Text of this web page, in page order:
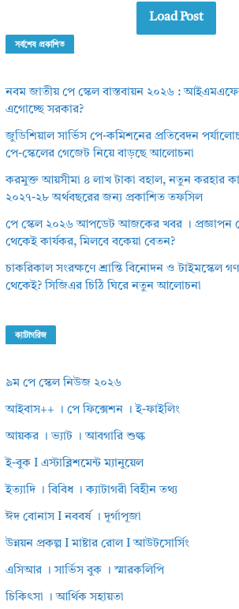
Load Post
সর্বশেষ প্রকাশিত
নবম জাতীয় পে স্কেল বাস্তবায়ন ২০২৬ :
এগোচ্ছে সরকার?
জুডিশিয়াল সার্ভিস পে-কমিশনের প্রতিবেদন
পে-স্কেলের গেজেট নিয়ে বাড়ছে আলোচনা
করমুক্ত আয়সীমা ৪ লাখ টাকা বহাল, নতুন করহার
২০২৭-২৮ অর্থবছরের জন্য প্রকাশিত তফসিল
পে স্কেল ২০২৬ আপডেট আজকের খবর । প্রজ্ঞাপন
থেকেই কার্যকর, মিলবে বকেয়া বেতন?
চাকরিকাল সংরক্ষণে শ্রান্তি বিনোদন ও টাইমস্কেল
থেকেই? সিজিএর চিঠি ঘিরে নতুন আলোচনা
ক্যাটাগরিজ
৯ম পে স্কেল নিউজ ২০২৬
আইবাস++ । পে ফিক্সেশন । ই-ফাইলিং
আয়কর । ভ্যাট । আবগারি শুল্ক
ই-বুক I এস্টাব্লিশমেন্ট ম্যানুয়েল
ইত্যাদি । বিবিধ । ক্যাটাগরী বিহীন তথ্য
ঈদ বোনাস I নববর্ষ । দূর্গাপূজা
উন্নয়ন প্রকল্প I মাষ্টার রোল I আউটসোর্সিং
এসিআর । সার্ভিস বুক । স্মারকলিপি
চিকিৎসা । আর্থিক সহায়তা